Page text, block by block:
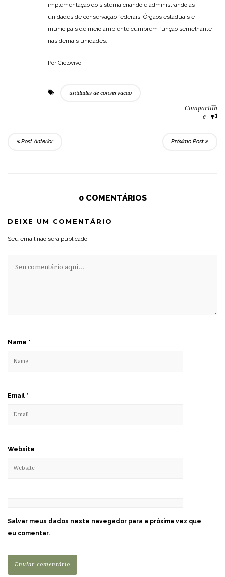
implementação do sistema criando e administrando as
unidades de conservação federais. Órgãos estaduais e
municipais de meio ambiente cumprem função semelhante
nas demais unidades.
Por Ciclovivo
unidades de conservacao
Compartilh
e
Post Anterior Próximo Post
0 COMENTÁRIOS
DEIXE UM COMENTÁRIO
Seu email não será publicado.
Name *
Email *
Website
Salvar meus dados neste navegador para a próxima vez que
eu comentar.